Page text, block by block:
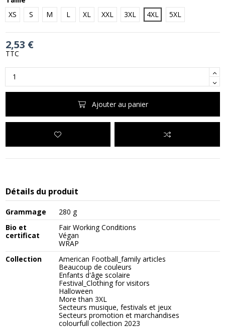
XS
S M L XL XXL 3XL 4XL 5XL
2,53 €
TTC
Ajouter au panier
Détails du produit
Grammage
280 g
Bio et
certificat
Fair Working Conditions
Végan
WRAP
Collection
American Football_family articles
Beaucoup de couleurs
Enfants d'âge scolaire
Festival_Clothing for visitors
Halloween
More than 3XL
Secteurs musique, festivals et jeux
Secteurs promotion et marchandises
colourfull collection 2023